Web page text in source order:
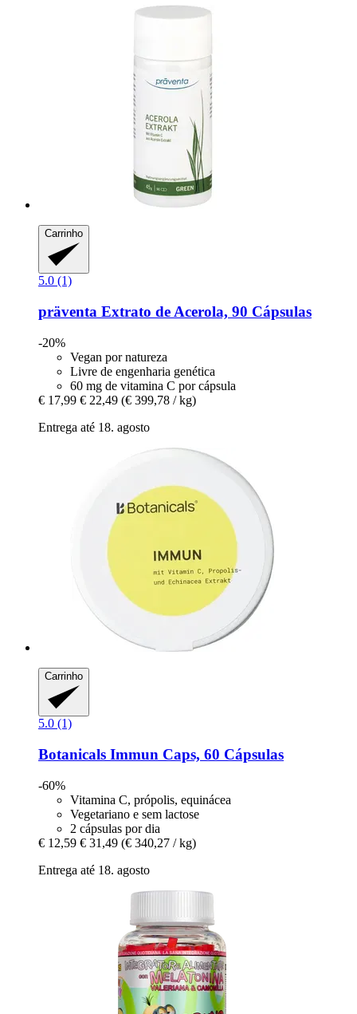
Carrinho
5.0 (1)
präventa Extrato de Acerola, 90 Cápsulas
-20%
Vegan por natureza
Livre de engenharia genética
60 mg de vitamina C por cápsula
€ 17,99 € 22,49 (€ 399,78 / kg)
Entrega até 18. agosto
Carrinho
5.0 (1)
Botanicals Immun Caps, 60 Cápsulas
-60%
Vitamina C, própolis, equinácea
Vegetariano e sem lactose
2 cápsulas por dia
€ 12,59 € 31,49 (€ 340,27 / kg)
Entrega até 18. agosto